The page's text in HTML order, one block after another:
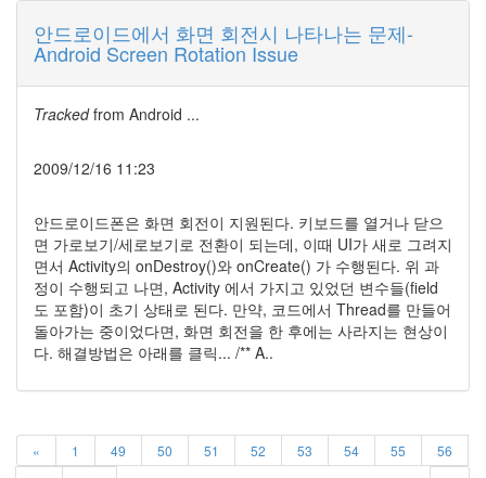
안드로이드에서 화면 회전시 나타나는 문제-
Android Screen Rotation Issue
Trackedfrom Android ...
2009/12/16 11:23
안드로이드폰은 화면 회전이 지원된다. 키보드를 열거나 닫으
면 가로보기/세로보기로 전환이 되는데, 이때 UI가 새로 그려지
면서 Activity의 onDestroy()와 onCreate() 가 수행된다. 위 과
정이 수행되고 나면, Activity 에서 가지고 있었던 변수들(field
도 포함)이 초기 상태로 된다. 만약, 코드에서 Thread를 만들어
돌아가는 중이었다면, 화면 회전을 한 후에는 사라지는 현상이
다. 해결방법은 아래를 클릭... /** A..
« 1 49 50 51 52 53 54 55
56
nateon
ghackfair
FLIT
movie
Eclipse
android
차
모
리